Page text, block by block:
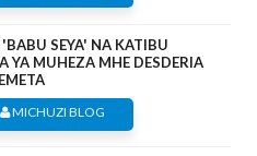
SEYA' NA KATIBU
YA MUHEZA MHE DESDERIA
MICHUZI BLOG